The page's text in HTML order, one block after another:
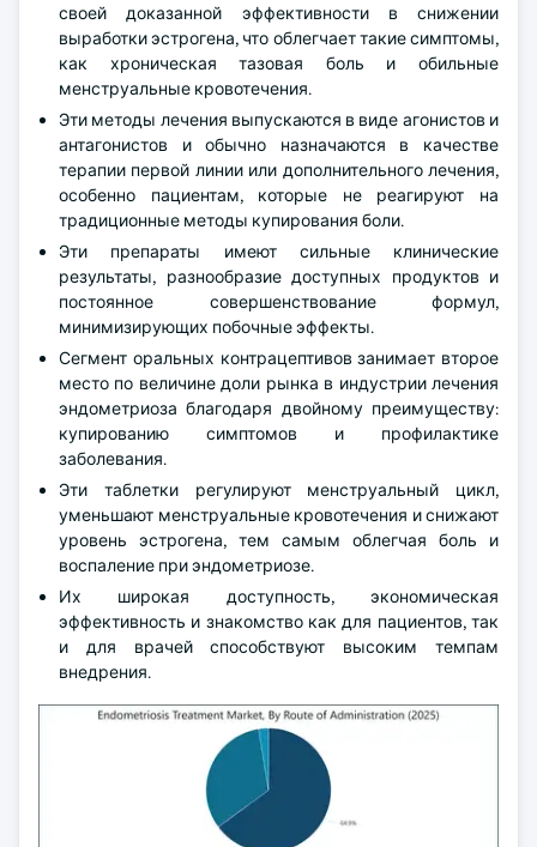
своей доказанной эффективности в снижении
выработки эстрогена, что облегчает такие симптомы,
как хроническая тазовая боль и обильные
менструальные кровотечения.
Эти методы лечения выпускаются в виде агонистов и
антагонистов и обычно назначаются в качестве
терапии первой линии или дополнительного лечения,
особенно пациентам, которые не реагируют на
традиционные методы купирования боли.
Эти препараты имеют сильные клинические
результаты, разнообразие доступных продуктов и
постоянное совершенствование формул,
минимизирующих побочные эффекты.
Сегмент оральных контрацептивов занимает второе
место по величине доли рынка в индустрии лечения
эндометриоза благодаря двойному преимуществу:
купированию симптомов и профилактике
заболевания.
Эти таблетки регулируют менструальный цикл,
уменьшают менструальные кровотечения и снижают
уровень эстрогена, тем самым облегчая боль и
воспаление при эндометриозе.
Их широкая доступность, экономическая
эффективность и знакомство как для пациентов, так
и для врачей способствуют высоким темпам
внедрения.